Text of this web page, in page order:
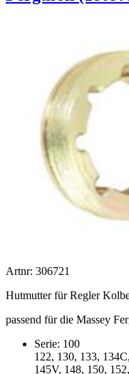
Artnr: 306721
Hutmutter für Regler
passend für die Massey
Serie: 100
122, 130, 133,
145V, 148, 150,